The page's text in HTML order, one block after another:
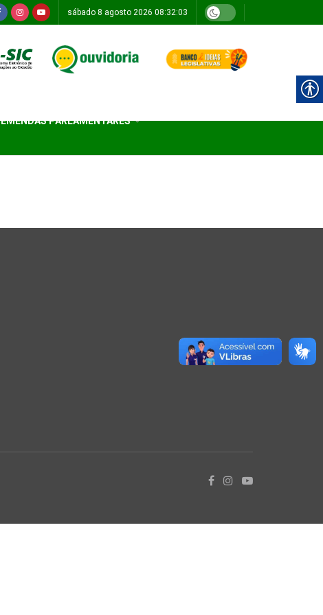
sábado 8 agosto 2026 08:32:03
EMENDAS PARLAMENTARES